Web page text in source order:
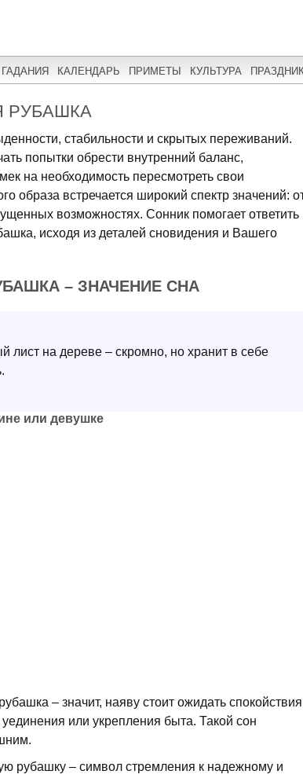
ГАДАНИЯ КАЛЕНДАРЬ ПРИМЕТЫ КУЛЬТУРА
РУБАШКА
стабильности и скрытых переживаний.
попытки обрести внутренний баланс,
на необходимость пересмотреть свои
образа встречается широкий спектр значений:
возможностях. Сонник помогает ответить
исходя из деталей сновидения и Вашего
– ЗНАЧЕНИЕ СНА
лист на дереве – скромно, но хранит в себе
или девушке
– значит, наяву стоит ожидать спокойствия
или укрепления быта. Такой сон
рубашку – символ стремления к надежному и